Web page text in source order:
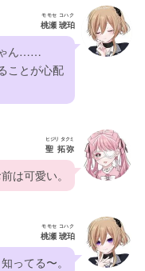
桃瀬 琥珀
モモセ コハク
ゃん……
ことが心配
聖 拓弥
ヒジリ タクミ
は可愛い。
桃瀬 琥珀
モモセ コハク
ってる〜。